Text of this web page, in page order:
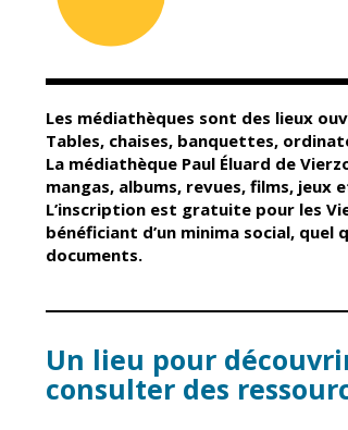
Conseil Municipal
Services de la Ville
Marchés publics
Cimetières
Titres d'identité
État civil
Élections
Publication des
administratifs
Journal municipal
Les médiathèques sont des lieux
Tables, chaises, banquettes,
La médiathèque Paul Éluard de
mangas, albums, revues, films, jeux
L’inscription est gratuite pour les
bénéficiant d’un minima social,
documents.
Un lieu pour
consulter des